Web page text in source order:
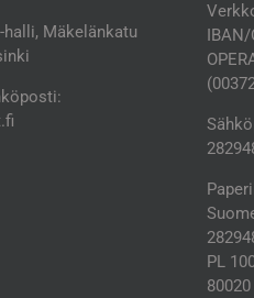
Mäkelänkatu
IBAN/
PL